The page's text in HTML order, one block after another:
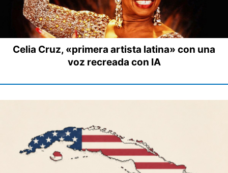
Celia Cruz, «primera artista latina» con una
voz recreada con IA